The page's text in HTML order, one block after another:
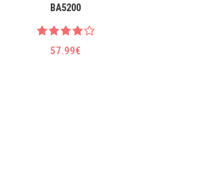
BA5200
57.99€